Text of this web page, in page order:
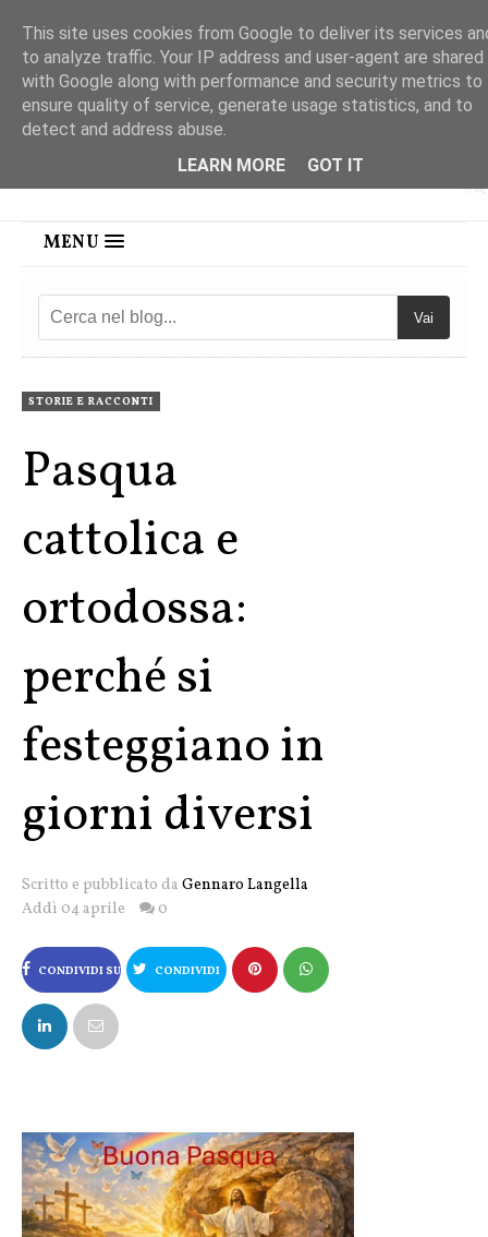
MENU
Vai
STORIE E RACCONTI
Pasqua
cattolica e
ortodossa:
perché si
festeggiano in
giorni diversi
Scritto e pubblicato da Gennaro Langella
Addì 04 aprile
0
CONDIVIDI SU
FACEBOOK
CONDIVIDI
This site uses cookies from Google to deliver its services
to analyze traffic. Your IP address and user-agent are shared
with Google along with performance and security metrics to
ensure quality of service, generate usage statistics, and to
detect and address abuse.
LEARN MORE
GOT IT